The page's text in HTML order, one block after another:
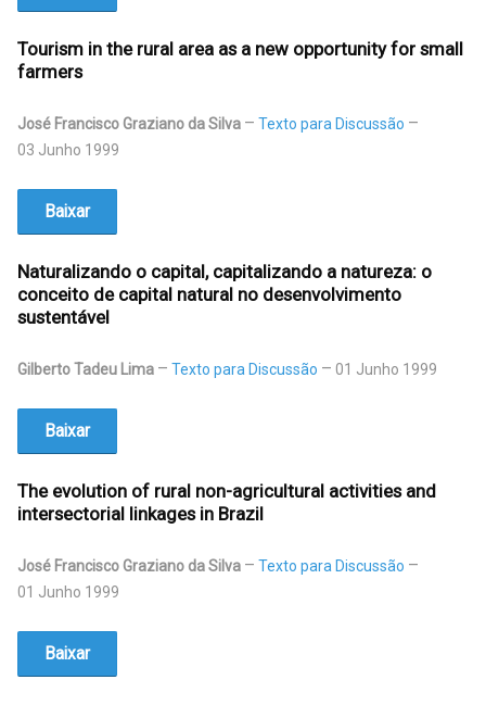
Tourism in the rural area as a new opportunity for small
farmers
José Francisco Graziano da Silva
Texto para Discussão
03 Junho 1999
Baixar
Naturalizando o capital, capitalizando a natureza: o
conceito de capital natural no desenvolvimento
sustentável
Gilberto Tadeu Lima Texto para Discussão 01 Junho 1999
Baixar
The evolution of rural non-agricultural activities and
intersectorial linkages in Brazil
José Francisco Graziano da Silva
Texto para Discussão
01 Junho 1999
Baixar